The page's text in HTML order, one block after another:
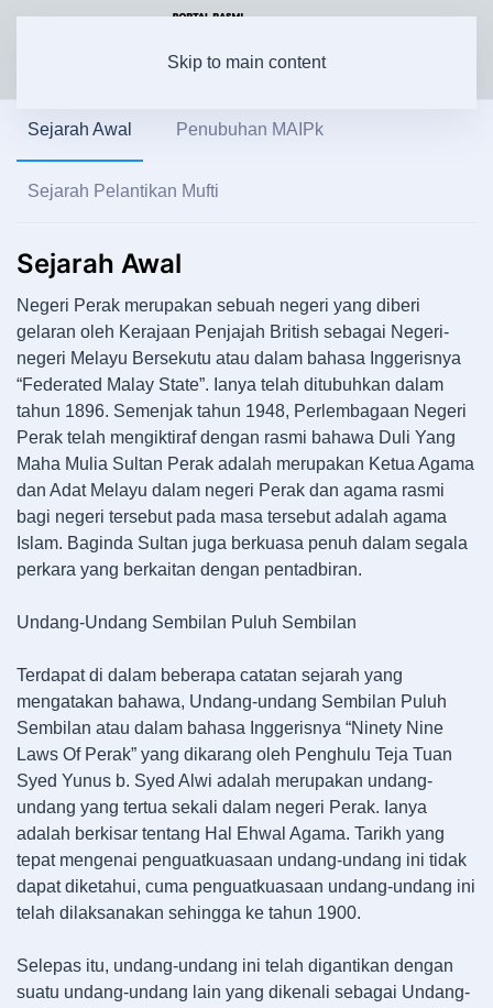
Skip to main content
Sejarah Awal Penubuhan MAIPk
Sejarah Pelantikan Mufti
Sejarah Awal
Negeri Perak merupakan sebuah negeri yang diberi
gelaran oleh Kerajaan Penjajah British sebagai Negeri-
negeri Melayu Bersekutu atau dalam bahasa Inggerisnya
“Federated Malay State”. Ianya telah ditubuhkan dalam
tahun 1896. Semenjak tahun 1948, Perlembagaan Negeri
Perak telah mengiktiraf dengan rasmi bahawa Duli Yang
Maha Mulia Sultan Perak adalah merupakan Ketua Agama
dan Adat Melayu dalam negeri Perak dan agama rasmi
bagi negeri tersebut pada masa tersebut adalah agama
Islam. Baginda Sultan juga berkuasa penuh dalam segala
perkara yang berkaitan dengan pentadbiran.
Undang-Undang Sembilan Puluh Sembilan
Terdapat di dalam beberapa catatan sejarah yang
mengatakan bahawa, Undang-undang Sembilan Puluh
Sembilan atau dalam bahasa Inggerisnya “Ninety Nine
Laws Of Perak” yang dikarang oleh Penghulu Teja Tuan
Syed Yunus b. Syed Alwi adalah merupakan undang-
undang yang tertua sekali dalam negeri Perak. Ianya
adalah berkisar tentang Hal Ehwal Agama. Tarikh yang
tepat mengenai penguatkuasaan undang-undang ini tidak
dapat diketahui, cuma penguatkuasaan undang-undang ini
telah dilaksanakan sehingga ke tahun 1900.
Selepas itu, undang-undang ini telah digantikan dengan
suatu undang-undang lain yang dikenali sebagai Undang-